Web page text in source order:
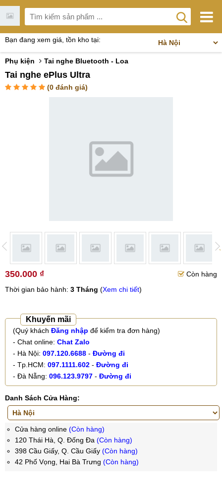
Bạn đang xem giá, tồn kho tại:
Phụ kiện Tai nghe Bluetooth - Loa
Tai nghe ePlus Ultra
(0 đánh giá)
350.000 ₫
Còn hàng
Thời gian bảo hành: 3 Tháng (Xem chi tiết)
Khuyến mãi
(Quý khách Đăng nhập để kiểm tra đơn hàng)
- Chat online: Chat Zalo
- Hà Nội: 097.120.6688 - Đường đi
- Tp.HCM: 097.1111.602 - Đường đi
- Đà Nẵng: 096.123.9797 - Đường đi
Danh Sách Cửa Hàng:
Cửa hàng online (Còn hàng)
120 Thái Hà, Q. Đống Đa (Còn hàng)
398 Cầu Giấy, Q. Cầu Giấy (Còn hàng)
42 Phố Vọng, Hai Bà Trưng (Còn hàng)